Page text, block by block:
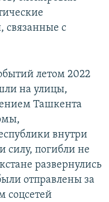
связанные с
летом 2022
на улицы,
Ташкента
внутри
силу, погибли не
развернулись
отправлены за
соцсетей